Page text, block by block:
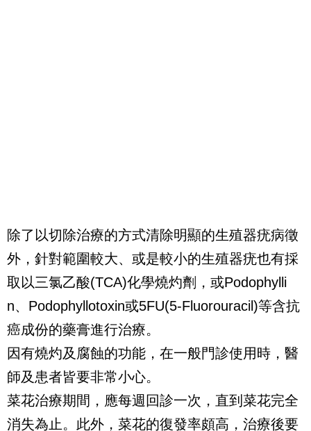
除了以切除治療的方式清除明顯的生殖器疣病徵
外，針對範圍較大、或是較小的生殖器疣也有採
取以三氯乙酸(TCA)化學燒灼劑，或Podophylli
n、Podophyllotoxin或5FU(5-Fluorouracil)等含抗
癌成份的藥膏進行治療。
因有燒灼及腐蝕的功能，在一般門診使用時，醫
師及患者皆要非常小心。
菜花治療期間，應每週回診一次，直到菜花完全
消失為止。此外，菜花的復發率頗高，治療後要